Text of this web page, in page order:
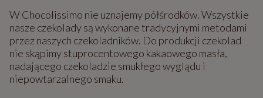
W Chocolissimo nie uznajemy półśrodków. Wszystkie
nasze czekolady są wykonane tradycyjnymi metodami
przez naszych czekoladników. Do produkcji czekolad
nie skąpimy stuprocentowego kakaowego masła,
nadającego czekoladzie smukłego wyglądu i
niepowtarzalnego smaku.